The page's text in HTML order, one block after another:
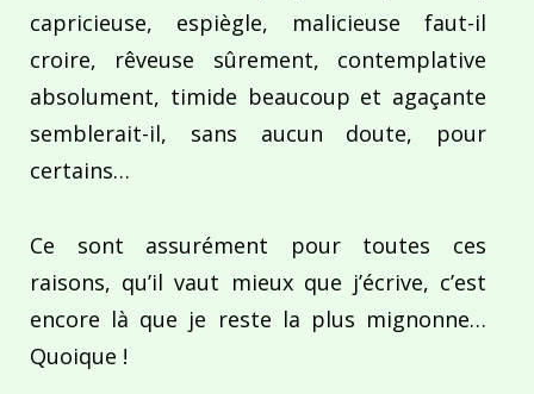
capricieuse, espiègle, malicieuse faut-il
croire, rêveuse sûrement, contemplative
absolument, timide beaucoup et agaçante
semblerait-il, sans aucun doute, pour
certains…
Ce sont assurément pour toutes ces
raisons, qu’il vaut mieux que j’écrive, c’est
encore là que je reste la plus mignonne…
Quoique !